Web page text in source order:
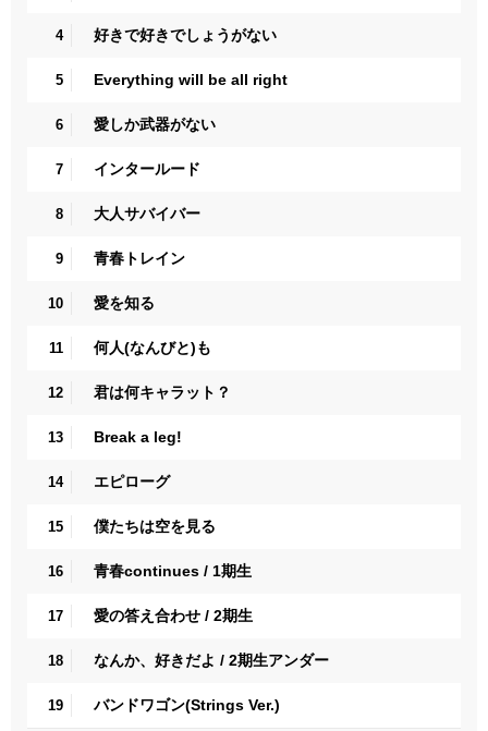
4 好きで好きでしょうがない
5 Everything will be all right
6 愛しか武器がない
7 インタールード
8 大人サバイバー
9 青春トレイン
10 愛を知る
11 何人(なんびと)も
12 君は何キャラット？
13 Break a leg!
14 エピローグ
15 僕たちは空を見る
16 青春continues / 1期生
17 愛の答え合わせ / 2期生
18 なんか、好きだよ / 2期生アンダー
19 バンドワゴン(Strings Ver.)